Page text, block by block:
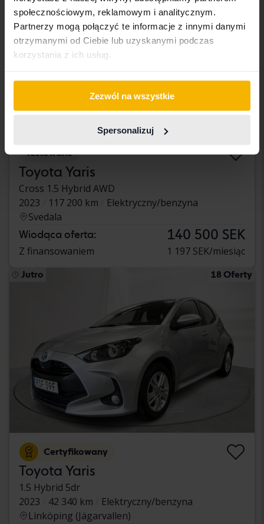
społecznościowym, reklamowym i analitycznym.
Partnerzy mogą połączyć te informacje z innymi danymi
otrzymanymi od Ciebie lub uzyskanymi podczas
korzystania z ich usług.
Zezwól na wszystkie
Spersonalizuj
Testowane
Toyota Yaris
Cross 1.5 Hybrid AWD
2023
117 200 km
Elektryczny/benzyna
Svedala
Wiodąca oferta: 140 500 SEK
Z finansowaniem 1 197 SEK/miesiąc
Jutro 18 Oferty
Certyfikowany
Toyota Yaris
1.5 Hybrid 5dr
2023
42 340 km
Elektryczny/benzyna
Linköping (Jägarvallen)